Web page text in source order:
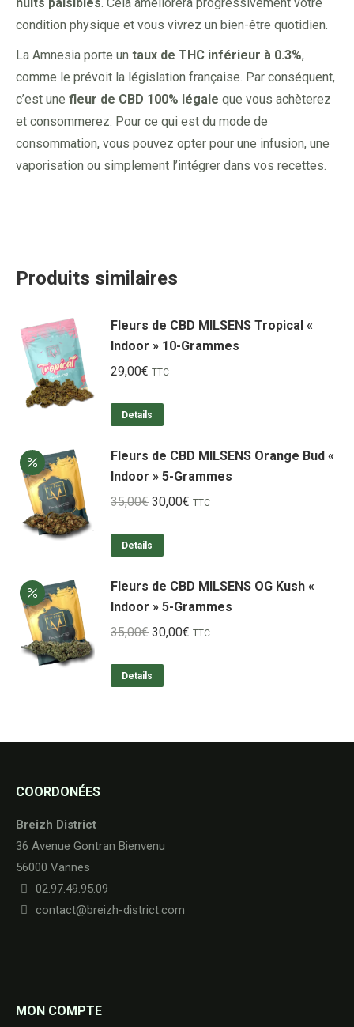
condition physique et vous vivrez un bien-être quotidien.
La Amnesia porte un taux de THC inférieur à 0.3%,
comme le prévoit la législation française. Par conséquent,
c’est une fleur de CBD 100% légale que vous achèterez
et consommerez. Pour ce qui est du mode de
consommation, vous pouvez opter pour une infusion, une
vaporisation ou simplement l’intégrer dans vos recettes.
Produits similaires
Fleurs de CBD MILSENS Tropical «
Indoor » 10-Grammes
29,00€ TTC
Details
Fleurs de CBD MILSENS Orange Bud «
Indoor » 5-Grammes
35,00€ Le
initial
35,00€.
30,00€ Le
30,00€.
TTC
Details
Fleurs de CBD MILSENS OG Kush «
Indoor » 5-Grammes
35,00€ Le
initial
30,00€ Le
TTC
Details
COORDONÉES
Breizh District
36 Avenue Gontran Bienvenu
56000 Vannes
02.97.49.95.09
contact@breizh-district.com
MON COMPTE